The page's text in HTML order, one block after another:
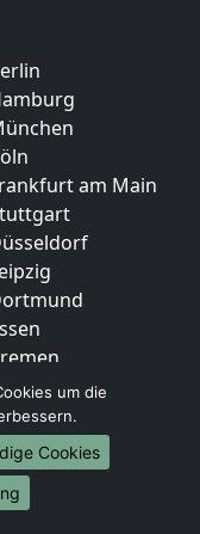
am Main
um die
Cookies